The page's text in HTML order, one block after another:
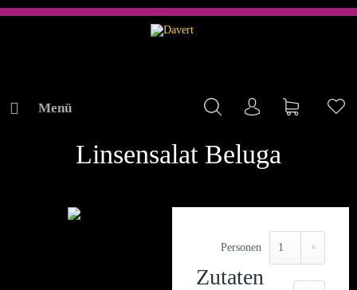
Menü Mein KontoWarenkorb
REZEPTELinsensalat Beluga
Personen
Zutaten